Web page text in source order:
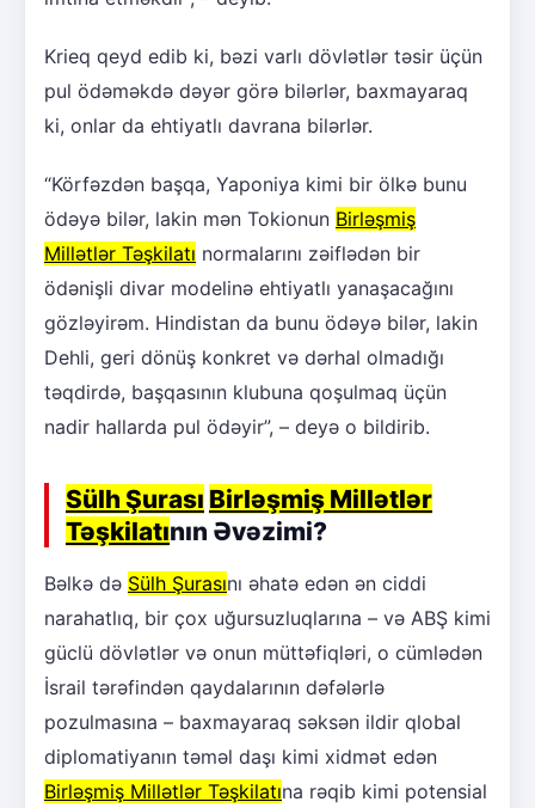
Krieq qeyd edib ki, bəzi varlı dövlətlər təsir üçün
pul ödəməkdə dəyər görə bilərlər, baxmayaraq
ki, onlar da ehtiyatlı davrana bilərlər.
“Körfəzdən başqa, Yaponiya kimi bir ölkə bunu
ödəyə bilər, lakin mən Tokionun Birləşmiş
Millətlər Təşkilatı normalarını zəiflədən bir
ödənişli divar modelinə ehtiyatlı yanaşacağını
gözləyirəm. Hindistan da bunu ödəyə bilər, lakin
Dehli, geri dönüş konkret və dərhal olmadığı
təqdirdə, başqasının klubuna qoşulmaq üçün
nadir hallarda pul ödəyir”, – deyə o bildirib.
Sülh Şurası Birləşmiş Millətlər
Təşkilatının Əvəzimi?
Bəlkə də Sülh Şurasını əhatə edən ən ciddi
narahatlıq, bir çox uğursuzluqlarına – və ABŞ kimi
güclü dövlətlər və onun müttəfiqləri, o cümlədən
İsrail tərəfindən qaydalarının dəfələrlə
pozulmasına – baxmayaraq səksən ildir qlobal
diplomatiyanın təməl daşı kimi xidmət edən
Birləşmiş Millətlər Təşkilatına rəqib kimi potensial